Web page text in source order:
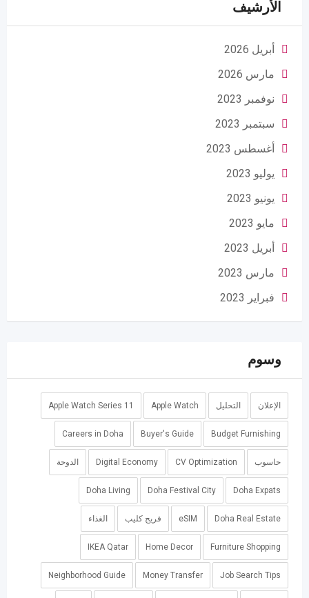
الأرشيف
أبريل 2026
مارس 2026
نوفمبر 2023
سبتمبر 2023
أغسطس 2023
يوليو 2023
يونيو 2023
مايو 2023
أبريل 2023
مارس 2023
فبراير 2023
وسوم
الإعلان التحليل Apple Watch
Apple Watch Series 11
Budget Furnishing
Buyer's Guide
Careers in Doha
حاسوب CV Optimization
Digital Economy الدوحة
Doha Expats
Doha Festival City
Doha Living
Doha Real Estate
eSIM فريج كليب الغذاء
Furniture Shopping
Home Decor
IKEA Qatar
Job Search Tips
Money Transfer
Neighborhood Guide